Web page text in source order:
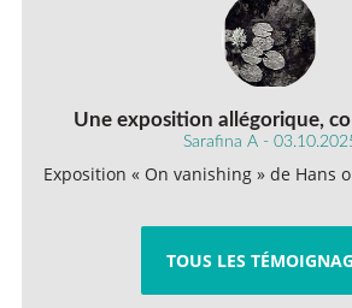
Une exposition allégorique,
Sarafina A -
Exposition « On vanishing » de Hans
TOUS LES